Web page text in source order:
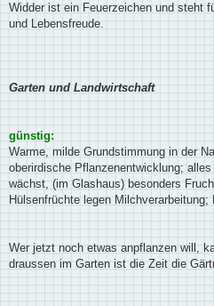
Widder ist ein Feuerzeichen und steht
und Lebensfreude.
Garten und Landwirtschaft
günstig:
Warme, milde Grundstimmung in der
oberirdische Pflanzenentwicklung;
wächst, (im Glashaus) besonders
Hülsenfrüchte legen Milchverarbeitung;
Wer jetzt noch etwas anpflanzen will,
draussen im Garten ist die Zeit die